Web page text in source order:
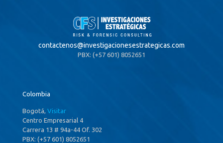
contactenos@investigacionesestrategicas.com
PBX: (+57 601) 8052651
Colombia
Bogotá, Visitar
Centro Empresarial 4
Carrera 13 # 94a-44 Of. 302
PBX: (+57 601) 8052651